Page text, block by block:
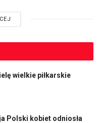
wielkie piłkarskie
Polski kobiet odniosła